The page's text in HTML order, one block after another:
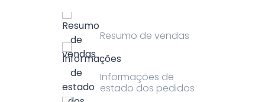
Resumo de vendas
Informações de
estado dos pedidos